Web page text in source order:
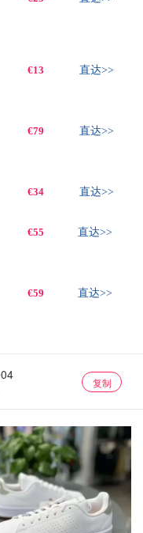
€13 直达>>
€79 直达>>
€34 直达>>
€55 直达>>
€59 直达>>
复制